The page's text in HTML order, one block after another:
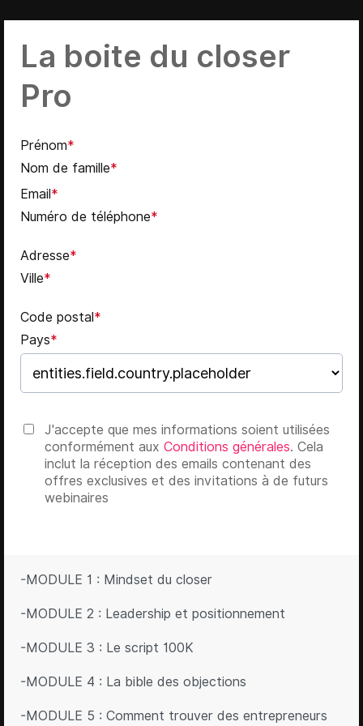
La boite du closer
Pro
Prénom*
Nom de famille*
Email*
Numéro de téléphone*
Adresse*
Ville*
Code postal*
Pays*
J'accepte que mes informations soient utilisées
conformément aux Conditions générales. Cela
inclut la réception des emails contenant des
offres exclusives et des invitations à de futurs
webinaires
-MODULE 1 : Mindset du closer
-MODULE 2 : Leadership et positionnement
-MODULE 3 : Le script 100K
-MODULE 4 : La bible des objections
-MODULE 5 : Comment trouver des entrepreneurs